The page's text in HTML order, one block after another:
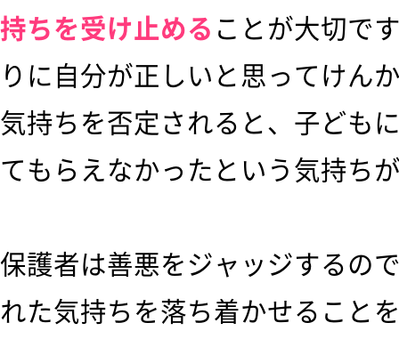
持ちを受け止める ことが大切で
りに自分が正しいと思ってけん
気持ちを否定されると、子ども
てもらえなかったという気持ち
保護者は善悪をジャッジするの
れた気持ちを落ち着かせること